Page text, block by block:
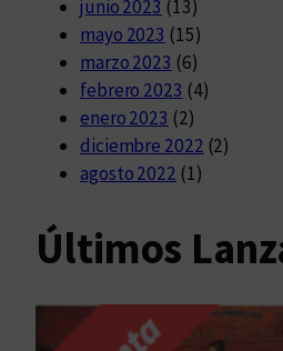
junio 2023 (13)
mayo 2023 (15)
marzo 2023 (6)
febrero 2023 (4)
enero 2023 (2)
diciembre 2022 (2)
agosto 2022 (1)
Últimos